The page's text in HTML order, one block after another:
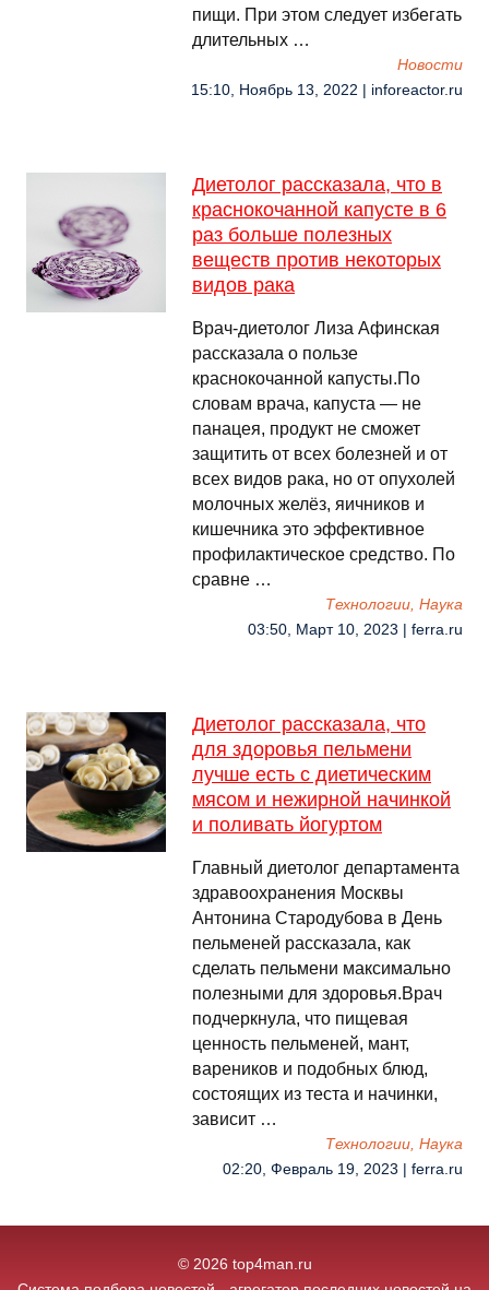
пищи. При этом следует избегать
длительных …
Новости
15:10, Ноябрь 13, 2022 | inforeactor.ru
Диетолог рассказала, что в
краснокочанной капусте в 6
раз больше полезных
веществ против некоторых
видов рака
Врач-диетолог Лиза Афинская
рассказала о пользе
краснокочанной капусты.По
словам врача, капуста — не
панацея, продукт не сможет
защитить от всех болезней и от
всех видов рака, но от опухолей
молочных желёз, яичников и
кишечника это эффективное
профилактическое средство. По
сравне …
Технологии, Наука
03:50, Март 10, 2023 | ferra.ru
Диетолог рассказала, что
для здоровья пельмени
лучше есть с диетическим
мясом и нежирной начинкой
и поливать йогуртом
Главный диетолог департамента
здравоохранения Москвы
Антонина Стародубова в День
пельменей рассказала, как
сделать пельмени максимально
полезными для здоровья.Врач
подчеркнула, что пищевая
ценность пельменей, мант,
вареников и подобных блюд,
состоящих из теста и начинки,
зависит …
Технологии, Наука
02:20, Февраль 19, 2023 | ferra.ru
© 2026 top4man.ru